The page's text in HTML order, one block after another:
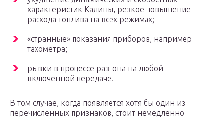
характеристик Калины, резкое повышение
расхода топлива на всех режимах;
«странные» показания приборов, например
тахометра;
рывки в процессе разгона на любой
включенной передаче.
В том случае, когда появляется хотя бы один из
перечисленных признаков, стоит немедленно